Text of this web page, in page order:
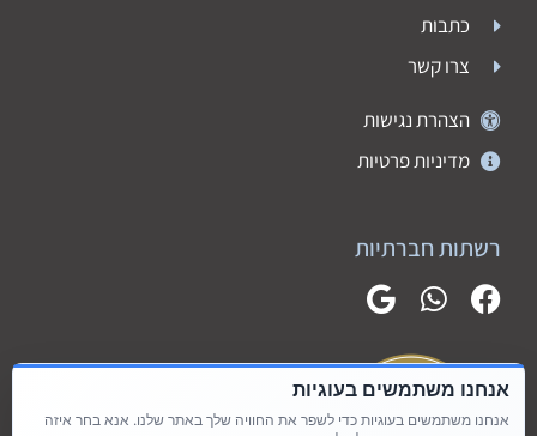
כתבות
צרו קשר
הצהרת נגישות
מדיניות פרטיות
רשתות חברתיות
אנחנו משתמשים בעוגיות
אנחנו משתמשים בעוגיות כדי לשפר את החוויה שלך באתר שלנו. אנא בחר איזה